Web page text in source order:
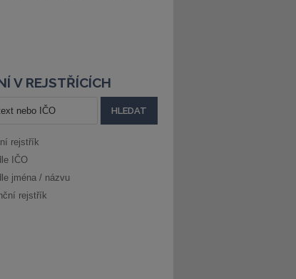
V REJSTŘÍCÍCH
rejstřík
IČO
jména / názvu
rejstřík